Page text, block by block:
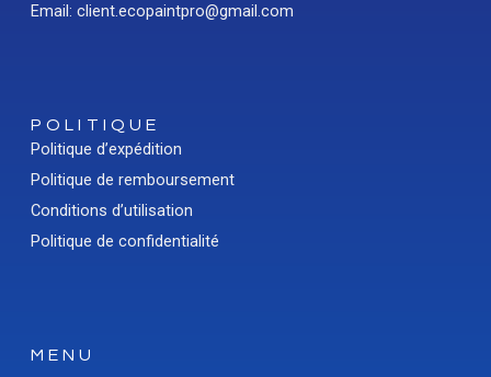
Email: client.ecopaintpro@gmail.com
POLITIQUE
Politique d’expédition
Politique de remboursement
Conditions d’utilisation
Politique de confidentialité
MENU